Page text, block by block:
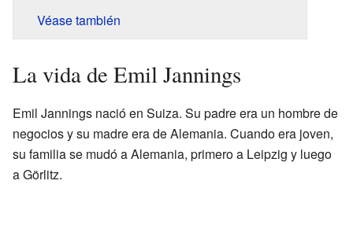
Véase también
La vida de Emil Jannings
Emil Jannings nació en Suiza. Su padre era un hombre de
negocios y su madre era de Alemania. Cuando era joven,
su familia se mudó a Alemania, primero a Leipzig y luego
a Görlitz.